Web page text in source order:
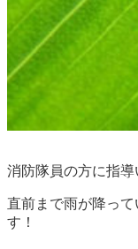
消防隊員の方に指
直前まで雨が降っ
す！